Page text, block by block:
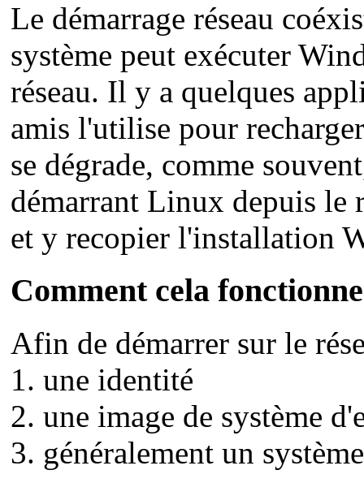
Le démarrage réseau
système peut exécuter
réseau. Il y a quelques
amis l'utilise pour
se dégrade, comme
démarrant Linux depuis le
et y recopier l'installation
Comment cela
Afin de démarrer sur le
1. une identité
2. une image de système
3. généralement un